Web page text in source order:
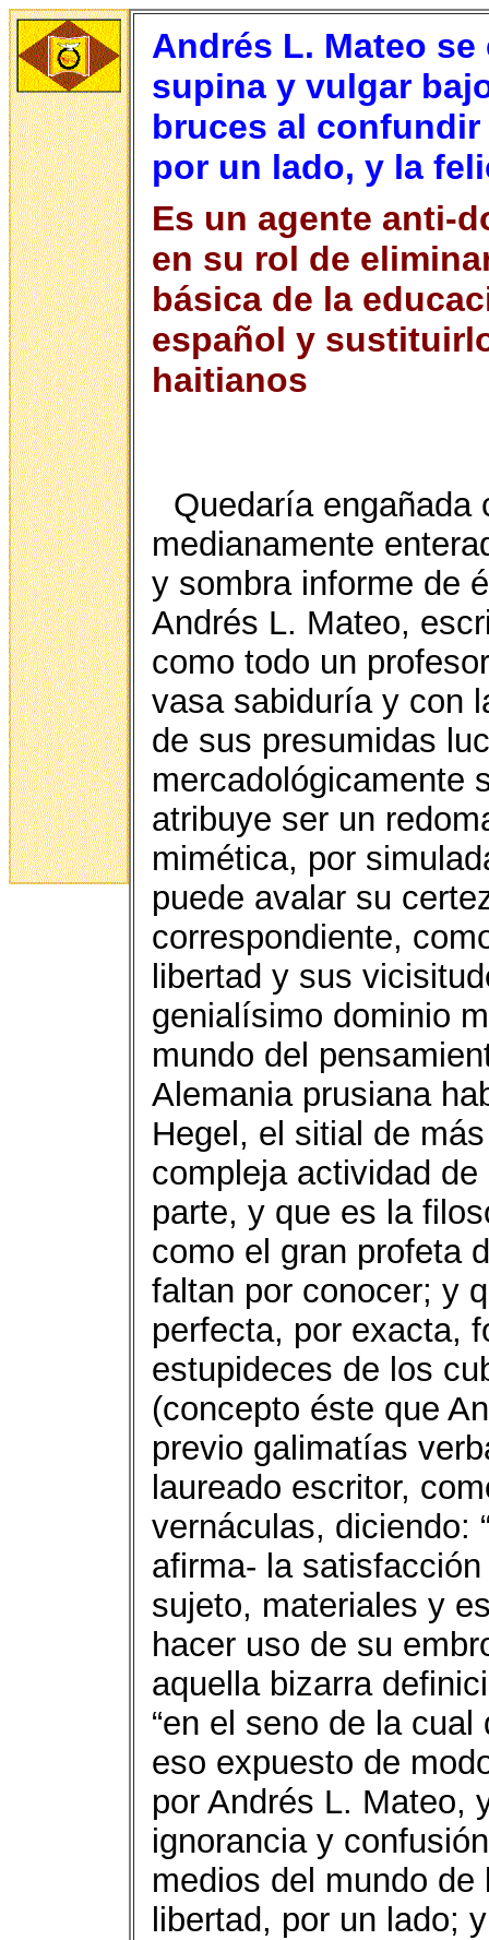
Andrés L. Mateo
supina y vulgar
bruces al
por un lado, y la
Es un agente anti-
en su rol de
básica de la
español y
haitianos
Quedaría engañada
medianamente
y sombra informe de
Andrés L. Mateo,
como todo un
vasa sabiduría y con
de sus presumidas
mercadológicamente
atribuye ser un
mimética, por
puede avalar su
correspondiente,
libertad y sus
genialísimo dominio
mundo del
Alemania prusiana
Hegel, el sitial de
compleja actividad
parte, y que es la
como el gran profeta
faltan por conocer; y
perfecta, por exacta,
estupideces de los
(concepto éste que
previo galimatías
laureado escritor,
vernáculas, diciendo:
afirma- la
sujeto, materiales y
hacer uso de su
aquella bizarra
“en el seno de la
eso expuesto de
por Andrés L. Mateo,
ignorancia y
medios del mundo
libertad, por un lado;